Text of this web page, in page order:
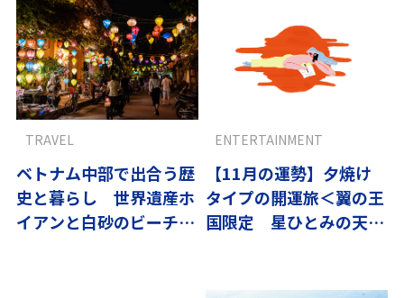
ベトナム中部で出合う歴
史と暮らし 世界遺産ホ
イアンと白砂のビーチへ
TRAVEL
【11月の運勢】夕焼け
タイプの開運旅＜翼の王
国限定 星ひとみの天星
ENTERTAINMENT